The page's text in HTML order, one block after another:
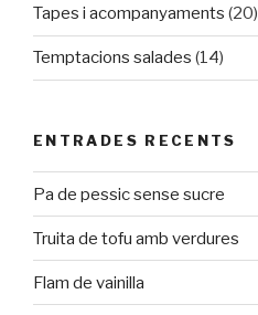
Tapes i acompanyaments (20)
Temptacions salades (14)
ENTRADES RECENTS
Pa de pessic sense sucre
Truita de tofu amb verdures
Flam de vainilla